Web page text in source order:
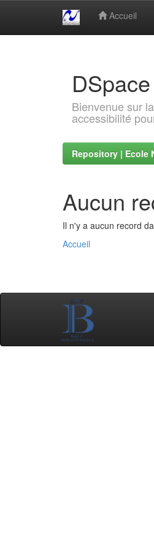
Accueil
Bienvenue sur
accessibilité
Repository | Ecole
Aucun
Il n'y a aucun record
Accueil